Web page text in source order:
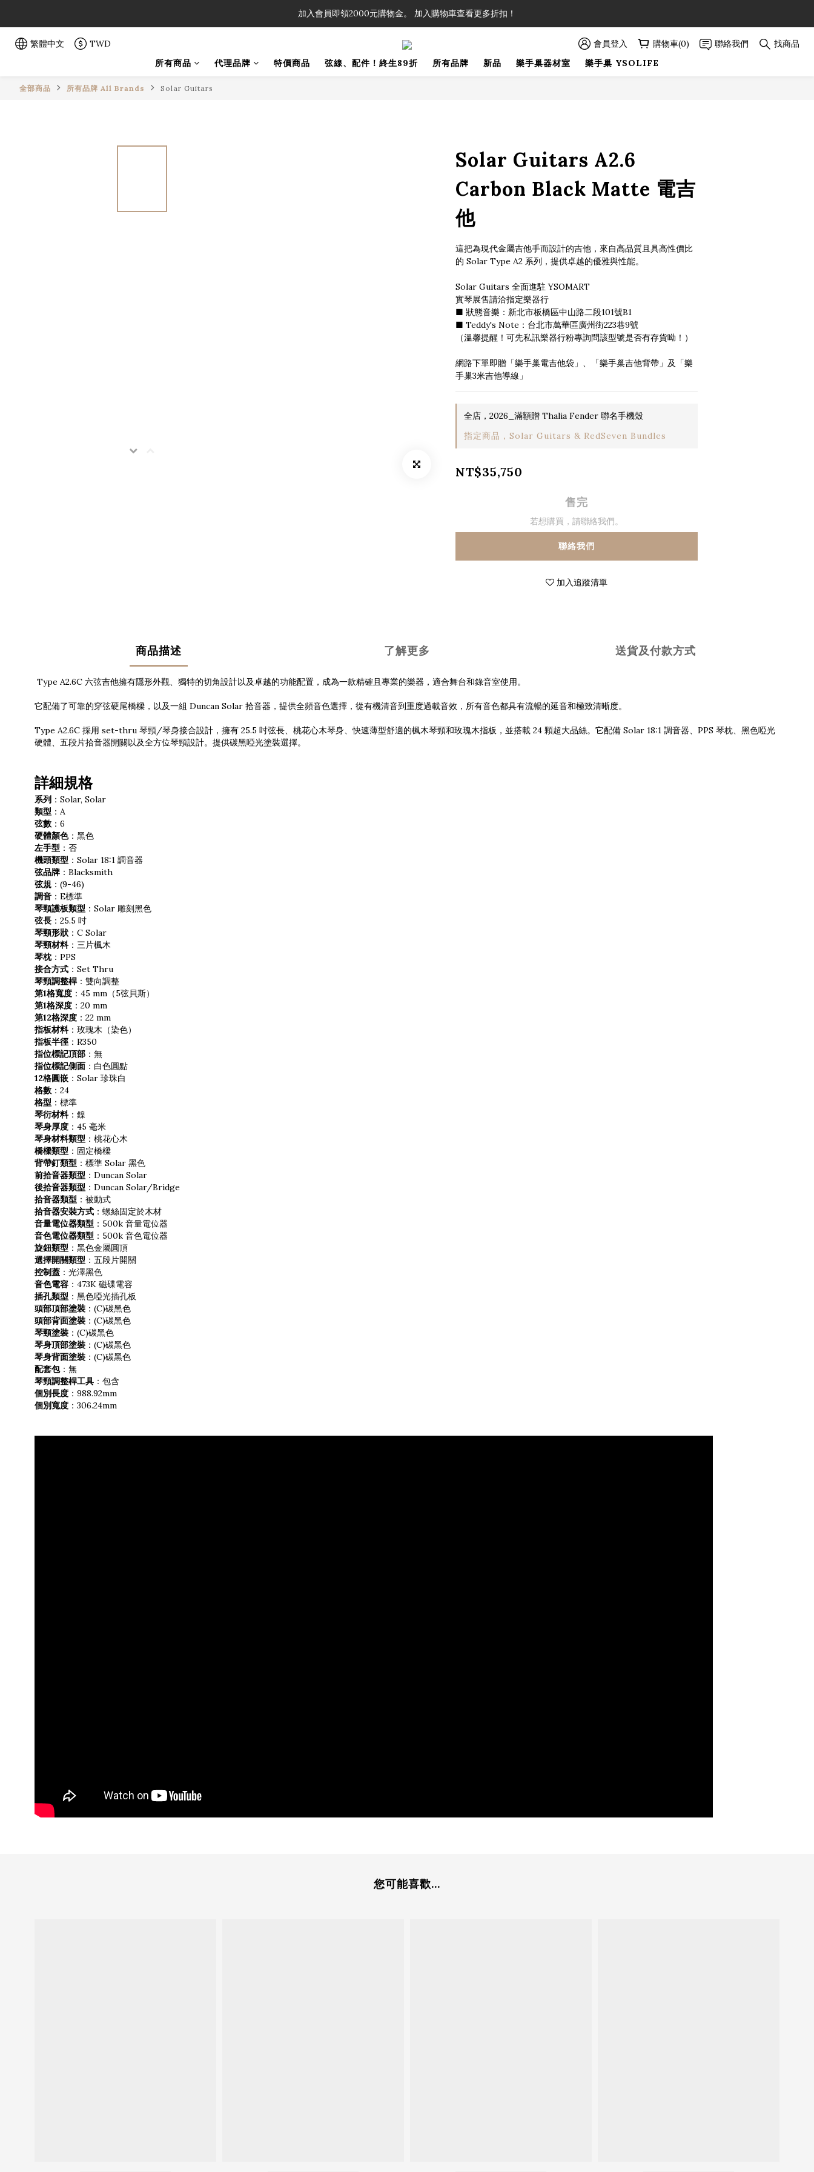
「一生弦命！」單筆購買弦線、配件滿$999（不含運費），即可享有弦線、配件終生89折優惠！
加入會員即領2000元購物金。 加入購物車查看更多折扣！
「一生弦命！」單筆購買弦線、配件滿$999（不含運費），即可享有弦線、配件終生89折優惠！
繁體中文 TWD 會員登入 購物車(0) 聯絡我們
找商品
所有商品
代理品牌 特價商品 弦線、配件！終生89折 所有品牌 新品 樂手巢器材室 樂手巢 YSOLIFE
全部商品 所有品牌 All Brands Solar Guitars
Solar Guitars A2.6
Carbon Black Matte 電吉
他
這把為現代金屬吉他手而設計的吉他，來自高品質且具高性價比
的 Solar Type A2 系列，提供卓越的優雅與性能。
Solar Guitars 全面進駐 YSOMART
實琴展售請洽指定樂器行
■ 狀態音樂：新北市板橋區中山路二段101號B1
■ Teddy's Note：台北市萬華區廣州街223巷9號
（溫馨提醒！可先私訊樂器行粉專詢問該型號是否有存貨呦！）
網路下單即贈「樂手巢電吉他袋」、「樂手巢吉他背帶」及「樂
手巢3米吉他導線」
全店，2026_滿額贈 Thalia Fender 聯名手機殼
指定商品，Solar Guitars & RedSeven Bundles
NT$35,750
售完
若想購買，請聯絡我們。
聯絡我們
加入追蹤清單
商品描述 了解更多 送貨及付款方式
Type A2.6C 六弦吉他擁有隱形外觀、獨特的切角設計以及卓越的功能配置，成為一款精確且專業的樂器，適合舞台和錄音室使用。
它配備了可靠的穿弦硬尾橋樑，以及一組 Duncan Solar 拾音器，提供全頻音色選擇，從有機清音到重度過載音效，所有音色都具有流暢的延音和極致清晰度。
Type A2.6C 採用 set-thru 琴頸/琴身接合設計，擁有 25.5 吋弦長、桃花心木琴身、快速薄型舒適的楓木琴頸和玫瑰木指板，並搭載 24 顆超大品絲。它配備 Solar 18:1 調音器、PPS 琴枕、黑色啞光
硬體、五段片拾音器開關以及全方位琴頸設計。提供碳黑啞光塗裝選擇。
詳細規格
系列 ：Solar, Solar
類型 ：A
弦數 ：6
硬體顏色：黑色
左手型 ：否
機頭類型 ：Solar 18:1 調音器
弦品牌 ：Blacksmith
弦規 ：(9-46)
調音 ：E標準
琴頸護板類型 ：Solar 雕刻黑色
弦長 ：25.5 吋
琴頸形狀 ：C Solar
琴頸材料：三片楓木
琴枕：PPS
接合方式 ：Set Thru
琴頸調整桿：雙向調整
第1格寬度 ：45 mm（5弦貝斯）
第1格深度 ：20 mm
第12格深度 ：22 mm
指板材料：玫瑰木（染色）
指板半徑 ：R350
指位標記頂部 ：無
指位標記側面 ：白色圓點
12格圓嵌 ：Solar 珍珠白
格數 ：24
格型 ：標準
琴衍材料：鎳
琴身厚度 ：45 毫米
琴身材料類型 ：桃花心木
橋樑類型 ：固定橋樑
背帶釘類型 ：標準 Solar 黑色
前拾音器類型 ：Duncan Solar
後拾音器類型 ：Duncan Solar/Bridge
拾音器類型 ：被動式
拾音器安裝方式 ：螺絲固定於木材
音量電位器類型 ：500k 音量電位器
音色電位器類型 ：500k 音色電位器
旋鈕類型 ：黑色金屬圓頂
選擇開關類型 ：五段片開關
控制蓋 ：光澤黑色
音色電容 ：473K 磁碟電容
插孔類型 ：黑色啞光插孔板
頭部頂部塗裝 ：(C)碳黑色
頭部背面塗裝 ：(C)碳黑色
琴頸塗裝 ：(C)碳黑色
琴身頂部塗裝 ：(C)碳黑色
琴身背面塗裝 ：(C)碳黑色
配套包：無
琴頸調整桿工具 ：包含
個別長度 ：988.92mm
個別寬度 ：306.24mm
您可能喜歡...